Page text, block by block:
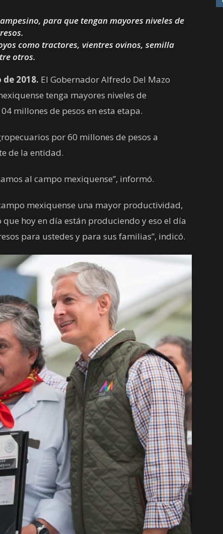
para que tengan mayores niveles de
como tractores, vientres ovinos, semilla
otros.
2018. El Gobernador Alfredo Del Mazo
tenga mayores niveles de
millones de pesos en esta etapa.
por 60 millones de pesos a
de la entidad.
al campo mexiquense”, informó.
mexiquense una mayor productividad,
hoy en día están produciendo y eso el día
para ustedes y para sus familias”, indicó.